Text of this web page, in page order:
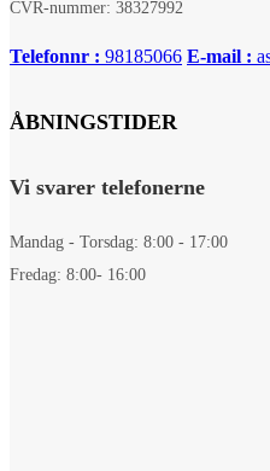
CVR-nummer: 38327992
Telefonnr : 98185066 E-mail :
ÅBNINGSTIDER
Vi svarer telefonerne
Mandag - Torsdag: 8:00 - 17:00
Fredag: 8:00- 16:00